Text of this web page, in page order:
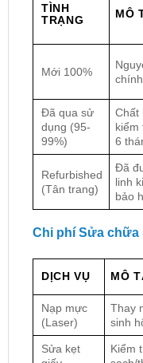
TÌNH
TRẠNG
MÔ
Mới 100%
Đã qua sử
dụng (95-
99%)
Chất
kiểm
6
Refurbished
(Tân trang)
Đã
linh
bảo
Chi phí Sửa chữa
DỊCH VỤ MÔ
Nạp mực
(Laser)
Thay
sinh
Sửa kẹt
Kiểm